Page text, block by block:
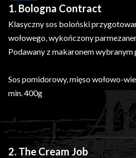
1. Bologna Contract
Klasyczny sos boloński
wołowego, wykończony
Podawany z makaronem wybranym
Sos pomidorowy, mięso wołowo-
min. 400g
2. The Cream Job